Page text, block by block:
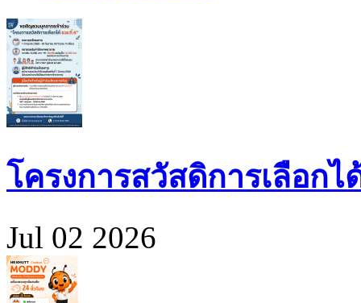
โครงการสวัสดิการเลือกไ
Jul 02 2026